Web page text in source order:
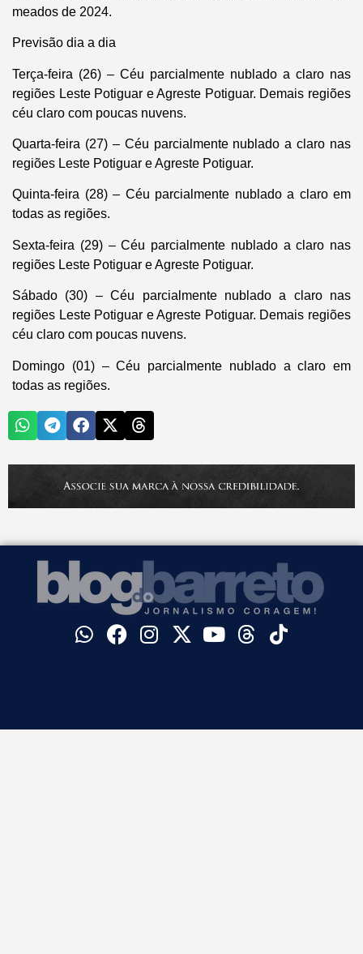
meados de 2024.
Previsão dia a dia
Terça-feira (26) – Céu parcialmente nublado a claro nas
regiões Leste Potiguar e Agreste Potiguar. Demais regiões
céu claro com poucas nuvens.
Quarta-feira (27) – Céu parcialmente nublado a claro nas
regiões Leste Potiguar e Agreste Potiguar.
Quinta-feira (28) – Céu parcialmente nublado a claro em
todas as regiões.
Sexta-feira (29) – Céu parcialmente nublado a claro nas
regiões Leste Potiguar e Agreste Potiguar.
Sábado (30) – Céu parcialmente nublado a claro nas
regiões Leste Potiguar e Agreste Potiguar. Demais regiões
céu claro com poucas nuvens.
Domingo (01) – Céu parcialmente nublado a claro em
todas as regiões.